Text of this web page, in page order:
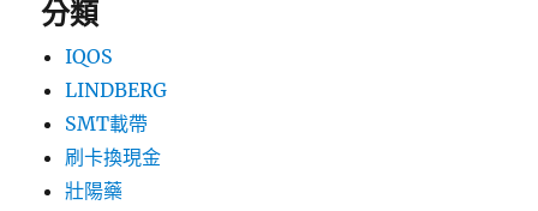
分類
IQOS
LINDBERG
SMT載帶
刷卡換現金
壯陽藥